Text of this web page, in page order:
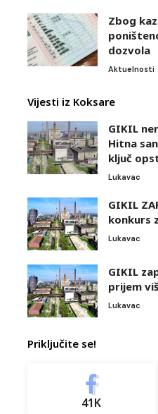
Zbog
dozvola
Aktuelnosti
Vijesti iz Koksare
GIKIL
Hitna
ključ
Lukavac
GIKIL
konkurs
Lukavac
GIKIL
prijem
Lukavac
Priključite se!
41K